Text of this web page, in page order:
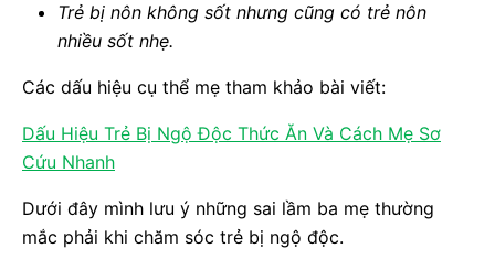
Trẻ bị nôn không sốt nhưng cũng có trẻ nôn
nhiều sốt nhẹ.
Các dấu hiệu cụ thể mẹ tham khảo bài viết:
Dấu Hiệu Trẻ Bị Ngộ Độc Thức Ăn Và Cách Mẹ Sơ
Cứu Nhanh
Dưới đây mình lưu ý những sai lầm ba mẹ thường
mắc phải khi chăm sóc trẻ bị ngộ độc.